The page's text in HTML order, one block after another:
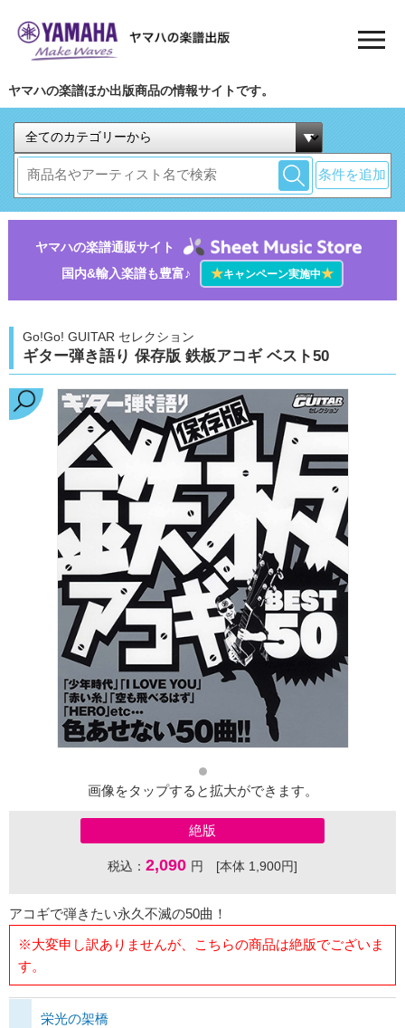
ヤマハの楽譜ほか出版商品の情報サイトです。
条件を追加
ヤマハの楽譜通販サイト
国内&輸入楽譜も豊富♪
★キャンペーン実施中★
Go!Go! GUITAR セレクション
ギター弾き語り 保存版 鉄板アコギ ベスト50
画像をタップすると拡大ができます。
絶版
税込： 2,090 円 [本体 1,900円]
アコギで弾きたい永久不滅の50曲！
※大変申し訳ありませんが、こちらの商品は絶版でございま
す。
栄光の架橋